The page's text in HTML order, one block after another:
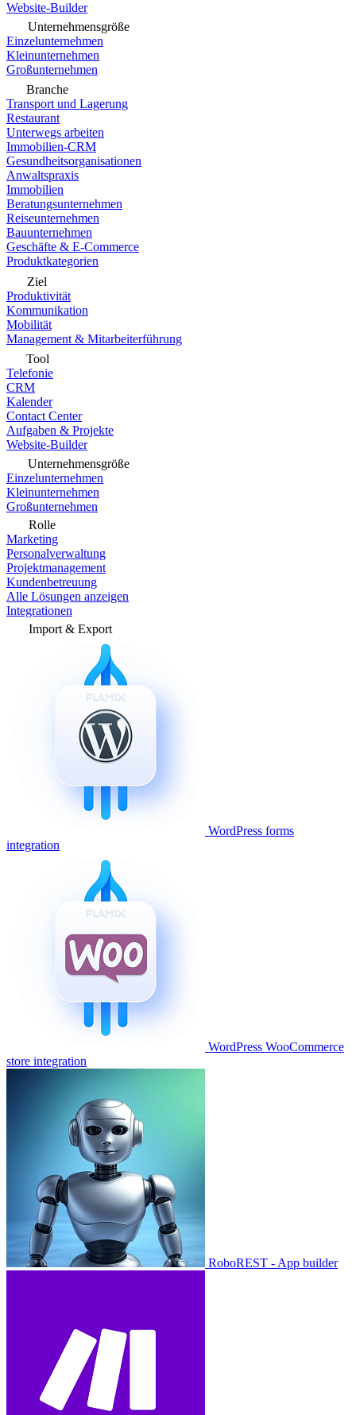
Website-Builder
Unternehmensgröße
Einzelunternehmen
Kleinunternehmen
Großunternehmen
Branche
Transport und Lagerung
Restaurant
Unterwegs arbeiten
Immobilien-CRM
Gesundheitsorganisationen
Anwaltspraxis
Immobilien
Beratungsunternehmen
Reiseunternehmen
Bauunternehmen
Geschäfte & E-Commerce
Produktkategorien
Ziel
Produktivität
Kommunikation
Mobilität
Management & Mitarbeiterführung
Tool
Telefonie
CRM
Kalender
Contact Center
Aufgaben & Projekte
Website-Builder
Unternehmensgröße
Einzelunternehmen
Kleinunternehmen
Großunternehmen
Rolle
Marketing
Personalverwaltung
Projektmanagement
Kundenbetreuung
Alle Lösungen anzeigen
Integrationen
Import & Export
WordPress forms
integration
WordPress WooCommerce
store integration
RoboREST - App builder